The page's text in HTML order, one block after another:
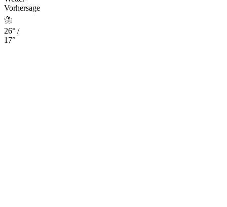
Vorhersage
⛈️
26° /
17°